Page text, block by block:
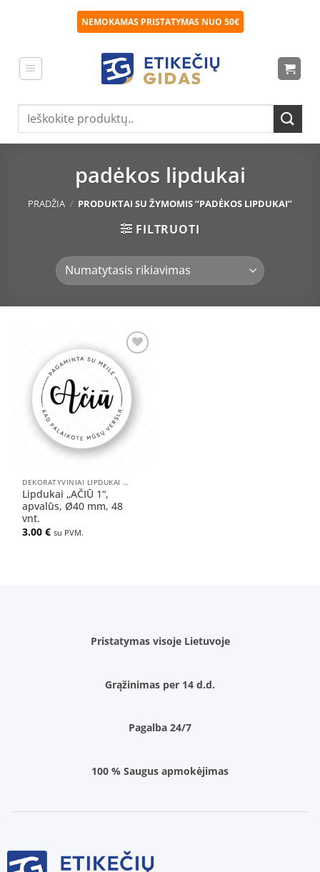
NEMOKAMAS PRISTATYMAS NUO 50€
Ieškoti:
padėkos lipdukai
PRADŽIA / PRODUKTAI SU ŽYMOMIS “PADĖKOS LIPDUKAI”
FILTRUOTI
Pridėti
į norų
sąrašą
DEKORATYVINIAI LIPDUKAI PAKUOTĖMS
Lipdukai „AČIŪ 1“,
apvalūs, Ø40 mm, 48
vnt.
3.00€ su PVM.
Pristatymas visoje Lietuvoje
Grąžinimas per 14 d.d.
Pagalba 24/7
100 % Saugus apmokėjimas